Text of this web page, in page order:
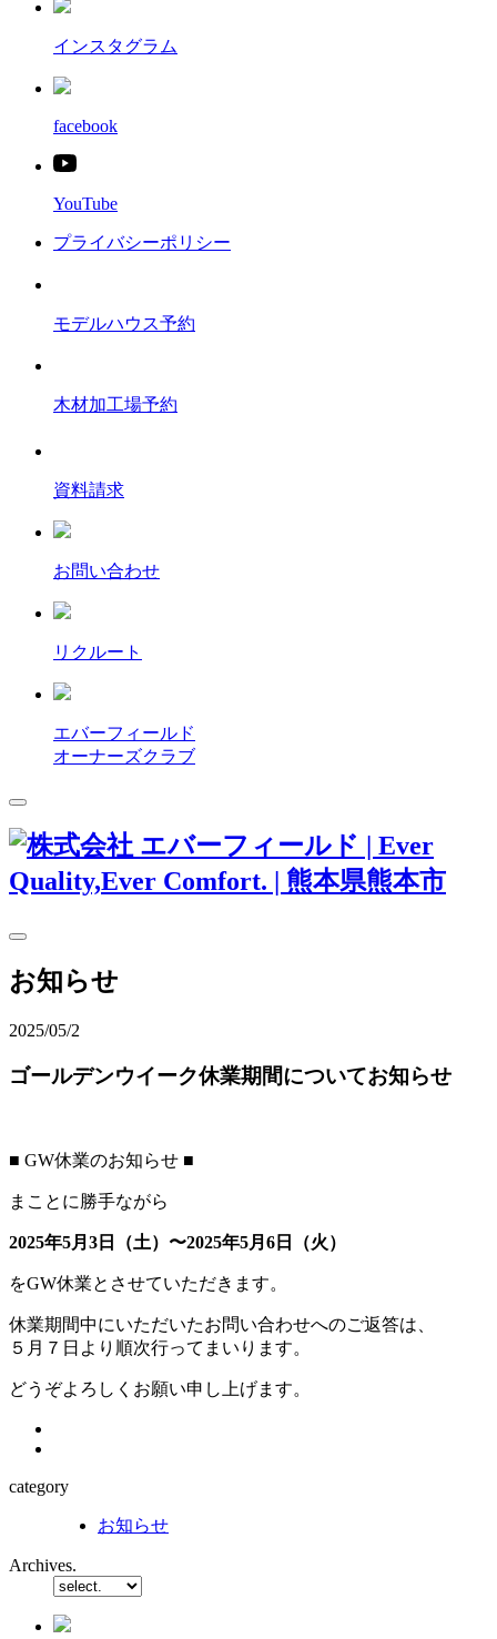
インスタグラム
facebook
YouTube
プライバシーポリシー
モデルハウス予約
木材加工場予約
資料請求
お問い合わせ
リクルート
エバーフィールド
オーナーズクラブ
お知らせ
2025/05/2
ゴールデンウイーク休業期間についてお知らせ
■ GW休業のお知らせ ■
まことに勝手ながら
2025年5月3日（土）〜2025年5月6日（火）
をGW休業とさせていただきます。
休業期間中にいただいたお問い合わせへのご返答は、
５月７日より順次行ってまいります。
どうぞよろしくお願い申し上げます。
category
お知らせ
Archives.